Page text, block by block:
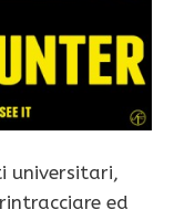
universitari,
ed